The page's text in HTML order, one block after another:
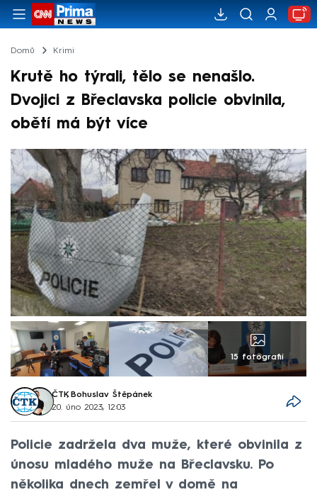
Domů Krimi
Krutě ho týrali, tělo se nenašlo.
Dvojici z Břeclavska policie obvinila,
obětí má být více
15 fotografií
ČTK, Bohuslav Štěpánek
20. úno 2023, 12:03
Policie zadržela dva muže, které obvinila z
únosu mladého muže na Břeclavsku. Po
několika dnech zemřel v domě na